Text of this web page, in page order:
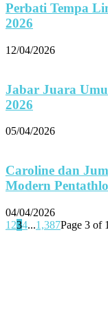
Perbati Tempa
2026
12/04/2026
Jabar Juara
2026
05/04/2026
Caroline dan
Modern
04/04/2026
1 234...1,387Page 3 of